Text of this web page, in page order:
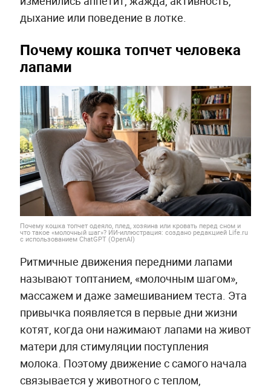
дыхание или поведение в лотке.
Почему кошка топчет человека
лапами
Почему кошка топчет одеяло, плед, хозяина или кровать перед сном и
что такое «молочный шаг»? ИИ-иллюстрация: создано редакцией Life.ru
с использованием ChatGPT (OpenAI)
Ритмичные движения передними лапами
называют топтанием, «молочным шагом»,
массажем и даже замешиванием теста. Эта
привычка появляется в первые дни жизни
котят, когда они нажимают лапами на живот
матери для стимуляции поступления
молока. Поэтому движение с самого начала
связывается у животного с теплом,